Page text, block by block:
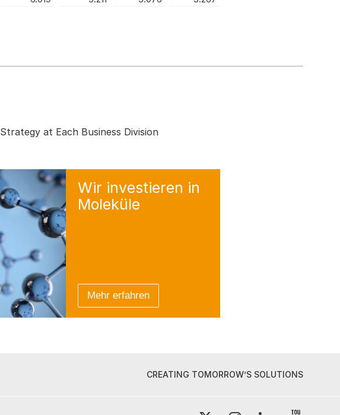
Strategy at Each Business Division
Wir investieren in
Moleküle
Mehr erfahren
CREATING TOMORROW’S SOLUTIONS